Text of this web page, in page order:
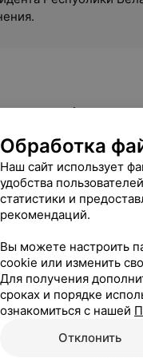
числе 1
и
соискание ученой
щитовидной железы»;
анатомии
Обработка
Наш сайт использует
удобства
статистики и
рекомендаций.
Вы можете настроить
cookie или изменить
Для получения
сроках и порядке
ознакомиться с нашей
Отклонить